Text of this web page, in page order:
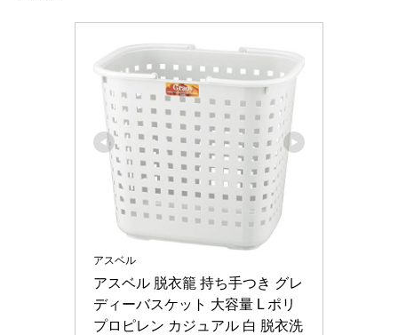
アスベル
アスベル 脱衣籠 持ち手つき グレ
ディーバスケット 大容量 L ポリ
プロピレン カジュアル 白 脱衣洗